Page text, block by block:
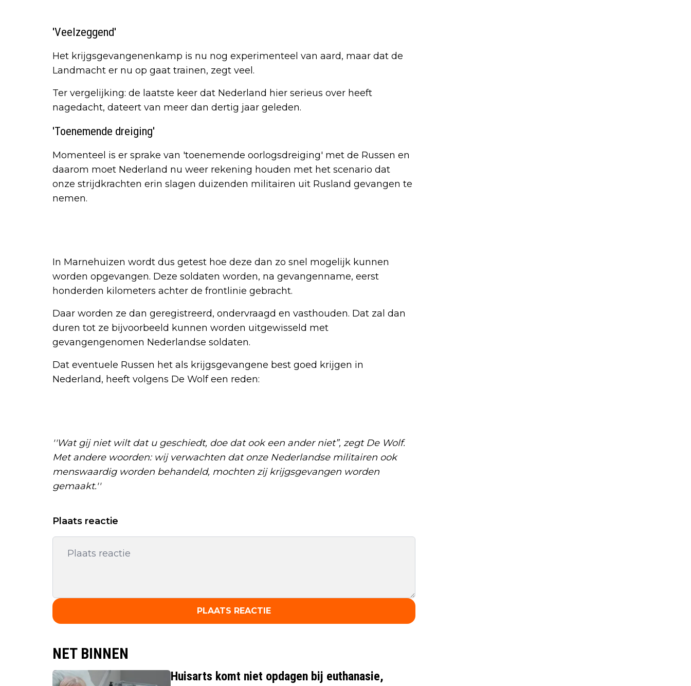
'Veelzeggend'
Het krijgsgevangenenkamp is nu nog experimenteel van aard, maar dat de
Landmacht er nu op gaat trainen, zegt veel.
Ter vergelijking: de laatste keer dat Nederland hier serieus over heeft
nagedacht, dateert van meer dan dertig jaar geleden.
'Toenemende dreiging'
Momenteel is er sprake van 'toenemende oorlogsdreiging' met de Russen en
daarom moet Nederland nu weer rekening houden met het scenario dat
onze strijdkrachten erin slagen duizenden militairen uit Rusland gevangen te
nemen.
In Marnehuizen wordt dus getest hoe deze dan zo snel mogelijk kunnen
worden opgevangen. Deze soldaten worden, na gevangenname, eerst
honderden kilometers achter de frontlinie gebracht.
Daar worden ze dan geregistreerd, ondervraagd en vasthouden. Dat zal dan
duren tot ze bijvoorbeeld kunnen worden uitgewisseld met
gevangengenomen Nederlandse soldaten.
Dat eventuele Russen het als krijgsgevangene best goed krijgen in
Nederland, heeft volgens De Wolf een reden:
''Wat gij niet wilt dat u geschiedt, doe dat ook een ander niet”, zegt De Wolf.
Met andere woorden: wij verwachten dat onze Nederlandse militairen ook
menswaardig worden behandeld, mochten zij krijgsgevangen worden
gemaakt.''
Plaats reactie
PLAATS REACTIE
NET BINNEN
Huisarts komt niet opdagen bij euthanasie,